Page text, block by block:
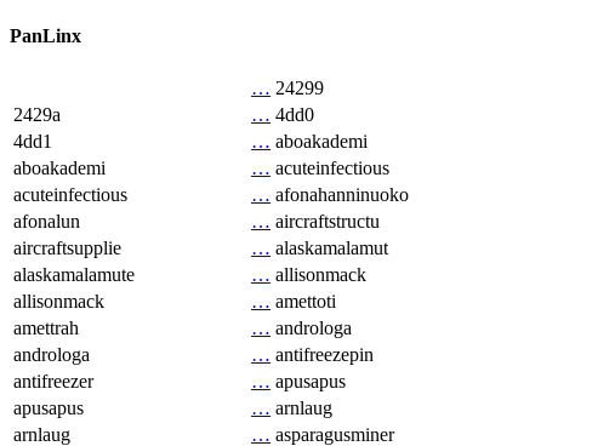
PanLinx
… 24299
2429a
… 4dd0
4dd1
… aboakademi
aboakademi
… acuteinfectious
acuteinfectious
… afonahanninuoko
afonalun
… aircraftstructu
aircraftsupplie
… alaskamalamut
alaskamalamute
… allisonmack
allisonmack
… amettoti
amettrah
… androloga
androloga
… antifreezepin
antifreezer
… apusapus
apusapus
… arnlaug
arnlaug
… asparagusminer